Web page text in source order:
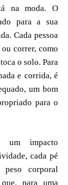
na moda. O
para a sua
Cada pessoa
correr, como
o solo. Para
e corrida, é
um bom
para o
um impacto
cada pé
peso corporal
para uma